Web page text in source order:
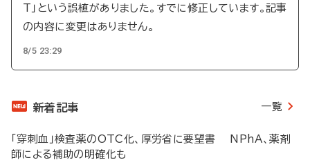
T」という誤植がありました。すでに修正しています。記事
の内容に変更はありません。
8/5 23:29
新着記事 一覧
「穿刺血」検査薬のOTC化、厚労省に要望書 NPhA、薬剤
師による補助の明確化も